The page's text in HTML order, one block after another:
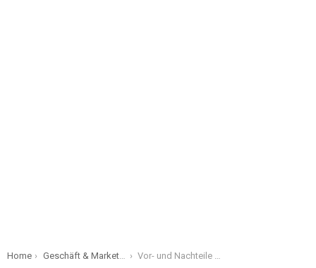
You are here:
Home Geschäft & Marketing Vor- und Nachteile des Outsourcings